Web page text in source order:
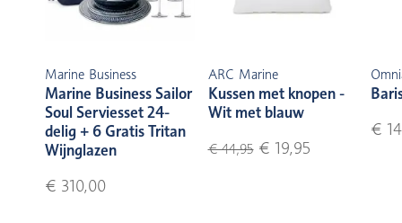
Marine Business
Marine Business Sailor
Soul Serviesset 24-
delig + 6 Gratis Tritan
Wijnglazen
€ 310,00
ARC Marine
Kussen met knopen -
Wit met blauw
€ 44,95€ 19,95
€